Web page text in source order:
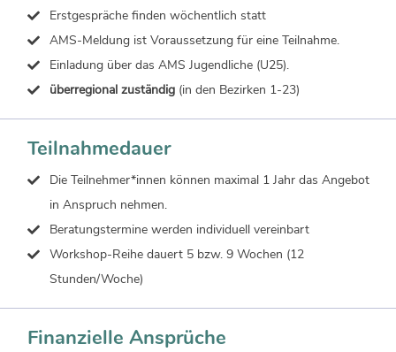
Erstgespräche finden wöchentlich statt
AMS-Meldung ist Voraussetzung für eine Teilnahme.
Einladung über das AMS Jugendliche (U25).
überregional zuständig(in den Bezirken 1-23)
Teilnahmedauer
Die Teilnehmer*innen können maximal 1 Jahr das Angebot
in Anspruch nehmen.
Beratungstermine werden individuell vereinbart
Workshop-Reihe dauert 5 bzw. 9 Wochen (12
Stunden/Woche)
Finanzielle Ansprüche